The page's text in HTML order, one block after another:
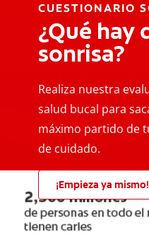
CUESTIONARIO
¿Qué hay
sonrisa?
Realiza nuestra
salud bucal para
máximo partido de
de cuidado.
¡Empieza ya mismo!